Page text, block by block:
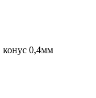
конус 0,4мм